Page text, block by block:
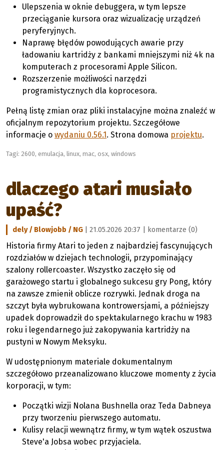
Ulepszenia w oknie debuggera, w tym lepsze
przeciąganie kursora oraz wizualizację urządzeń
peryferyjnych.
Naprawę błędów powodujących awarie przy
ładowaniu kartridży z bankami mniejszymi niż 4k na
komputerach z procesorami Apple Silicon.
Rozszerzenie możliwości narzędzi
programistycznych dla koprocesora.
Pełną listę zmian oraz pliki instalacyjne można znaleźć w
oficjalnym repozytorium projektu. Szczegółowe
informacje o wydaniu 0.56.1. Strona domowa projektu.
Tagi: 2600, emulacja, linux, mac, osx, windows
dlaczego atari musiało
upaść?
dely / Blowjobb / NG | 21.05.2026 20:37 | komentarze (0)
Historia firmy Atari to jeden z najbardziej fascynujących
rozdziałów w dziejach technologii, przypominający
szalony rollercoaster. Wszystko zaczęło się od
garażowego startu i globalnego sukcesu gry Pong, który
na zawsze zmienił oblicze rozrywki. Jednak droga na
szczyt była wybrukowana kontrowersjami, a późniejszy
upadek doprowadził do spektakularnego krachu w 1983
roku i legendarnego już zakopywania kartridży na
pustyni w Nowym Meksyku.
W udostępnionym materiale dokumentalnym
szczegółowo przeanalizowano kluczowe momenty z życia
korporacji, w tym:
Początki wizji Nolana Bushnella oraz Teda Dabneya
przy tworzeniu pierwszego automatu.
Kulisy relacji wewnątrz firmy, w tym wątek oszustwa
Steve'a Jobsa wobec przyjaciela.